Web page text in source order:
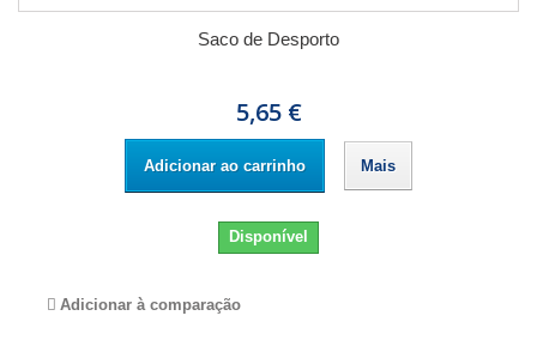
Saco de Desporto
5,65 €
Adicionar ao carrinho Mais
Disponível
Adicionar à comparação